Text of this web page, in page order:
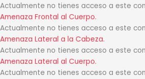
Actualmente no tienes acceso a este
Amenaza Frontal al Cuerpo.
Actualmente no tienes acceso a este
Amenaza Lateral a la Cabeza.
Actualmente no tienes acceso a este
Amenaza Lateral al Cuerpo.
Actualmente no tienes acceso a este